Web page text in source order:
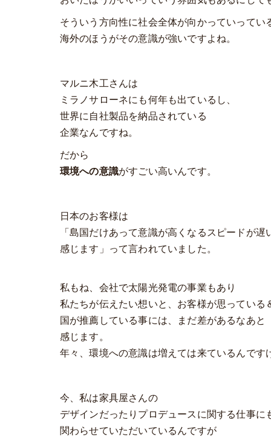
そういう方向性に社会全体が向かっていってい
海外のほうがその意識が強いですよね。
マルニ木工さんは
ミラノサローネにも何年も出ているし、
世界に自社製品を納品されている
企業なんですね。
だから
環境への意識がすごい高いんです。
日本のお客様は
「島国だけあって意識が高くなるスピードが遅
感じます」って言われていました。
私もね、会社で太陽光発電の事業もあり
私たちが伝えたい想いと、お客様が思っている
国が推薦している事には、まだ差があるなあと
感じます。
年々、環境への意識は増えては来ているんです
今、私は家具屋さんの
デザインだったりプロデュースに関する仕事に
関わらせていただいているんですが